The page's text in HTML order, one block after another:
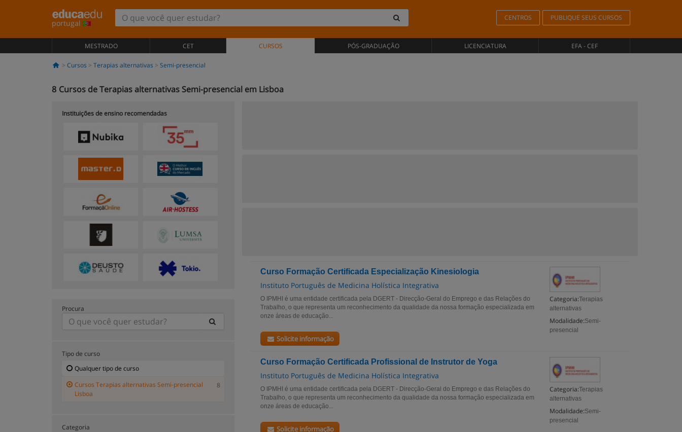
portugal
CENTROS PUBLIQUE SEUS CURSOS
MESTRADO CET CURSOS PÓS-GRADUAÇÃO LICENCIATURA EFA - CEF
Cursos Terapias alternativas Semi-presencial
8 Cursos de Terapias alternativas Semi-presencial em Lisboa
Curso Formação Certificada Especialização Kinesiologia
Instituto Português de Medicina Holística Integrativa
Categoria:Terapias
alternativas
Modalidade:Semi-
presencial
O IPMHI é uma entidade certificada pela DGERT - Direcção-Geral do Emprego e das Relações do
Trabalho, o que representa um reconhecimento da qualidade da nossa formação especializada em
onze áreas de educação...
Solicite informação
Curso Formação Certificada Profissional de Instrutor de Yoga
Instituto Português de Medicina Holística Integrativa
Categoria:Terapias
alternativas
Modalidade:Semi-
presencial
O IPMHI é uma entidade certificada pela DGERT - Direcção-Geral do Emprego e das Relações do
Trabalho, o que representa um reconhecimento da qualidade da nossa formação especializada em
onze áreas de educação...
Solicite informação
Instituições de ensino recomendadas
Procura
Tipo de curso
Qualquer tipo de curso
Cursos Terapias alternativas Semi-presencial
Lisboa
8
Categoria